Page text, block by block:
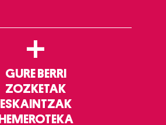
+
GURE BERRI
ZOZKETAK
ESKAINTZAK
HEMEROTEKA